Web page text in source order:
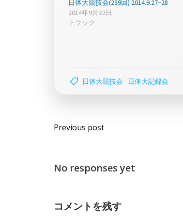
日体大競技会(239回) 2014.9.27~28
2014年9月22日
トラック
日体大競技会 日体大記録会
Post
Previous post
No responses yet
コメントを残す